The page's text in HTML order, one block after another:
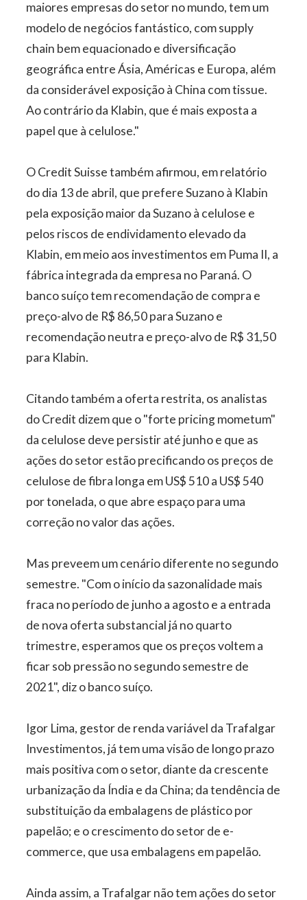
maiores empresas do setor no mundo, tem um
modelo de negócios fantástico, com supply
chain bem equacionado e diversificação
geográfica entre Ásia, Américas e Europa, além
da considerável exposição à China com tissue.
Ao contrário da Klabin, que é mais exposta a
papel que à celulose."
O Credit Suisse também afirmou, em relatório
do dia 13 de abril, que prefere Suzano à Klabin
pela exposição maior da Suzano à celulose e
pelos riscos de endividamento elevado da
Klabin, em meio aos investimentos em Puma II, a
fábrica integrada da empresa no Paraná. O
banco suíço tem recomendação de compra e
preço-alvo de R$ 86,50 para Suzano e
recomendação neutra e preço-alvo de R$ 31,50
para Klabin.
Citando também a oferta restrita, os analistas
do Credit dizem que o "forte pricing mometum"
da celulose deve persistir até junho e que as
ações do setor estão precificando os preços de
celulose de fibra longa em US$ 510 a US$ 540
por tonelada, o que abre espaço para uma
correção no valor das ações.
Mas preveem um cenário diferente no segundo
semestre. "Com o início da sazonalidade mais
fraca no período de junho a agosto e a entrada
de nova oferta substancial já no quarto
trimestre, esperamos que os preços voltem a
ficar sob pressão no segundo semestre de
2021", diz o banco suíço.
Igor Lima, gestor de renda variável da Trafalgar
Investimentos, já tem uma visão de longo prazo
mais positiva com o setor, diante da crescente
urbanização da Índia e da China; da tendência de
substituição da embalagens de plástico por
papelão; e o crescimento do setor de e-
commerce, que usa embalagens em papelão.
Ainda assim, a Trafalgar não tem ações do setor